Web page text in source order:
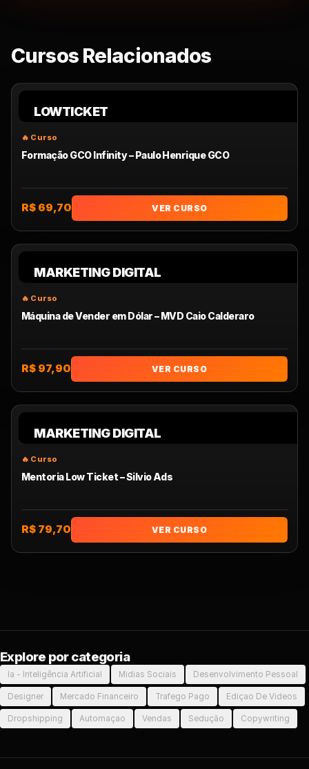
Cursos Relacionados
LOWTICKET
Formação GCO Infinity – Paulo Henrique GCO
R$ 69,70 VER CURSO
MARKETING DIGITAL
Máquina de Vender em Dólar – MVD Caio Calderaro
R$ 97,90 VER CURSO
MARKETING DIGITAL
Mentoria Low Ticket – Silvio Ads
R$ 79,70 VER CURSO
Explore por categoria
Ia - Inteligência Artificial Midias Sociais Desenvolvimento Pessoal
Designer Mercado Financeiro Trafego Pago Ediçao De Videos
Dropshipping Automaçao Vendas Sedução Copywriting